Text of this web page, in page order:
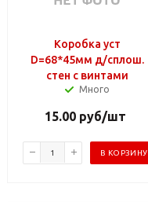
Коробка уст
D=68*45мм д/сплош.
стен с винтами
Много
15.00 руб/шт
В КОРЗИНУ